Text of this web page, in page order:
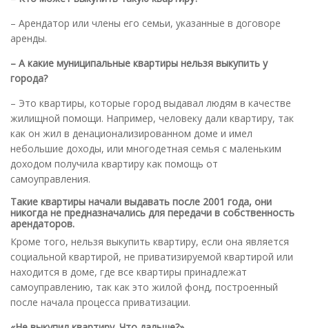
– Арендатор или члены его семьи, указанные в договоре
аренды.
– А какие муниципальные квартиры нельзя выкупить у
города?
– Это квартиры, которые город выдавал людям в качестве
жилищной помощи. Например, человеку дали квартиру, так
как он жил в денационализированном доме и имел
небольшие доходы, или многодетная семья с маленьким
доходом получила квартиру как помощь от
самоуправления.
Такие квартиры начали выдавать после 2001 года, они
никогда не предназначались для передачи в собственность
арендаторов.
Кроме того, нельзя выкупить квартиру, если она является
социальной квартирой, не приватизируемой квартирой или
находится в доме, где все квартиры принадлежат
самоуправлению, так как это жилой фонд, построенный
после начала процесса приватизации.